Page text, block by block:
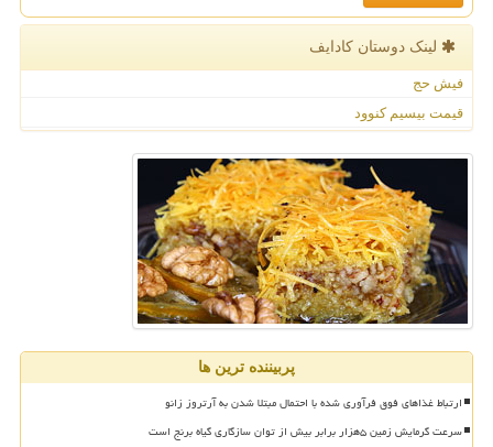
لینک دوستان كادایف
فیش حج
قیمت بیسیم کنوود
پربیننده ترین ها
ارتباط غذاهای فوق فرآوری شده با احتمال مبتلا شدن به آرتروز زانو
سرعت گرمایش زمین ۵هزار برابر بیش از توان سازگاری گیاه برنج است